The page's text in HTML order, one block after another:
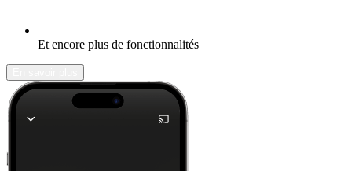
Et encore plus de fonctionnalités